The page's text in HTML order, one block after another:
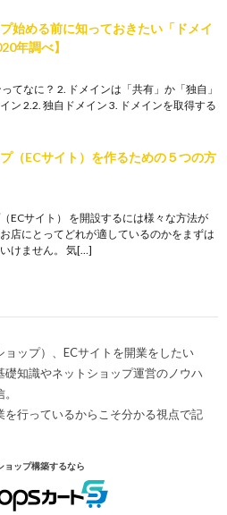
始める前に知っておきたい「ドメイ
年調べ】
てなに？ 2. ドメインは「共有」か「独自」
ン 2.2. 独自ドメイン 3. ドメインを取得する
（ECサイト）を作るための５つの方
ECサイト） を開設するには様々な方法が
店にとってどれが適しているのかをまずは
けません。 気[…]
ップ）、ECサイトを開業をしたい
礎知識やネットショップ運営のノウハ
行っているからこそ分かる視点で記
ョップ構築するなら